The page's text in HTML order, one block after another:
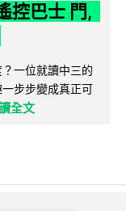
控巴士 門,
一位就讀中三的
步步變成真正可
全文